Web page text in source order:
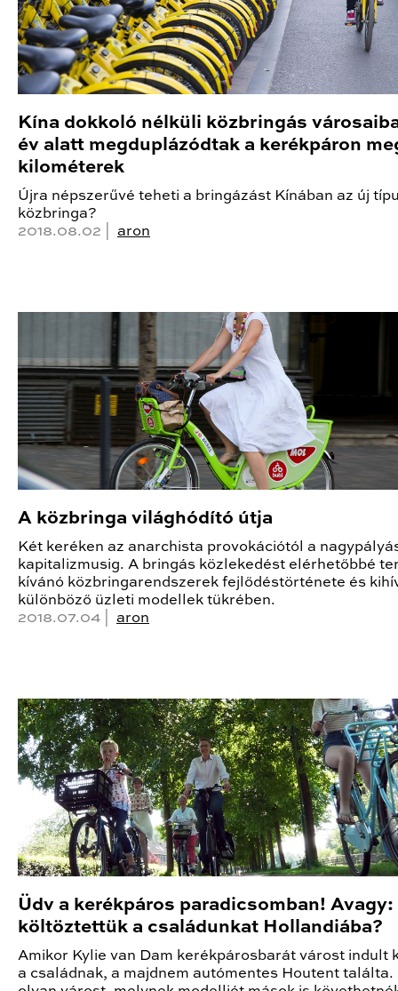
Kína dokkoló nélküli közbringás
év alatt megduplázódtak a kerékpáron
kilométerek
Újra népszerűvé teheti a bringázást Kínában az új
közbringa?
2018.08.02 | aron
A közbringa világhódító útja
Két keréken az anarchista provokációtól a
kapitalizmusig. A bringás közlekedést elérhetőbbé
kívánó közbringarendszerek fejlődéstörténete és
különböző üzleti modellek tükrében.
2018.07.04 | aron
Üdv a kerékpáros paradicsomban!
költöztettük a családunkat Hollandiába?
Amikor Kylie van Dam kerékpárosbarát várost indult
a családnak, a majdnem autómentes Houtent találta.